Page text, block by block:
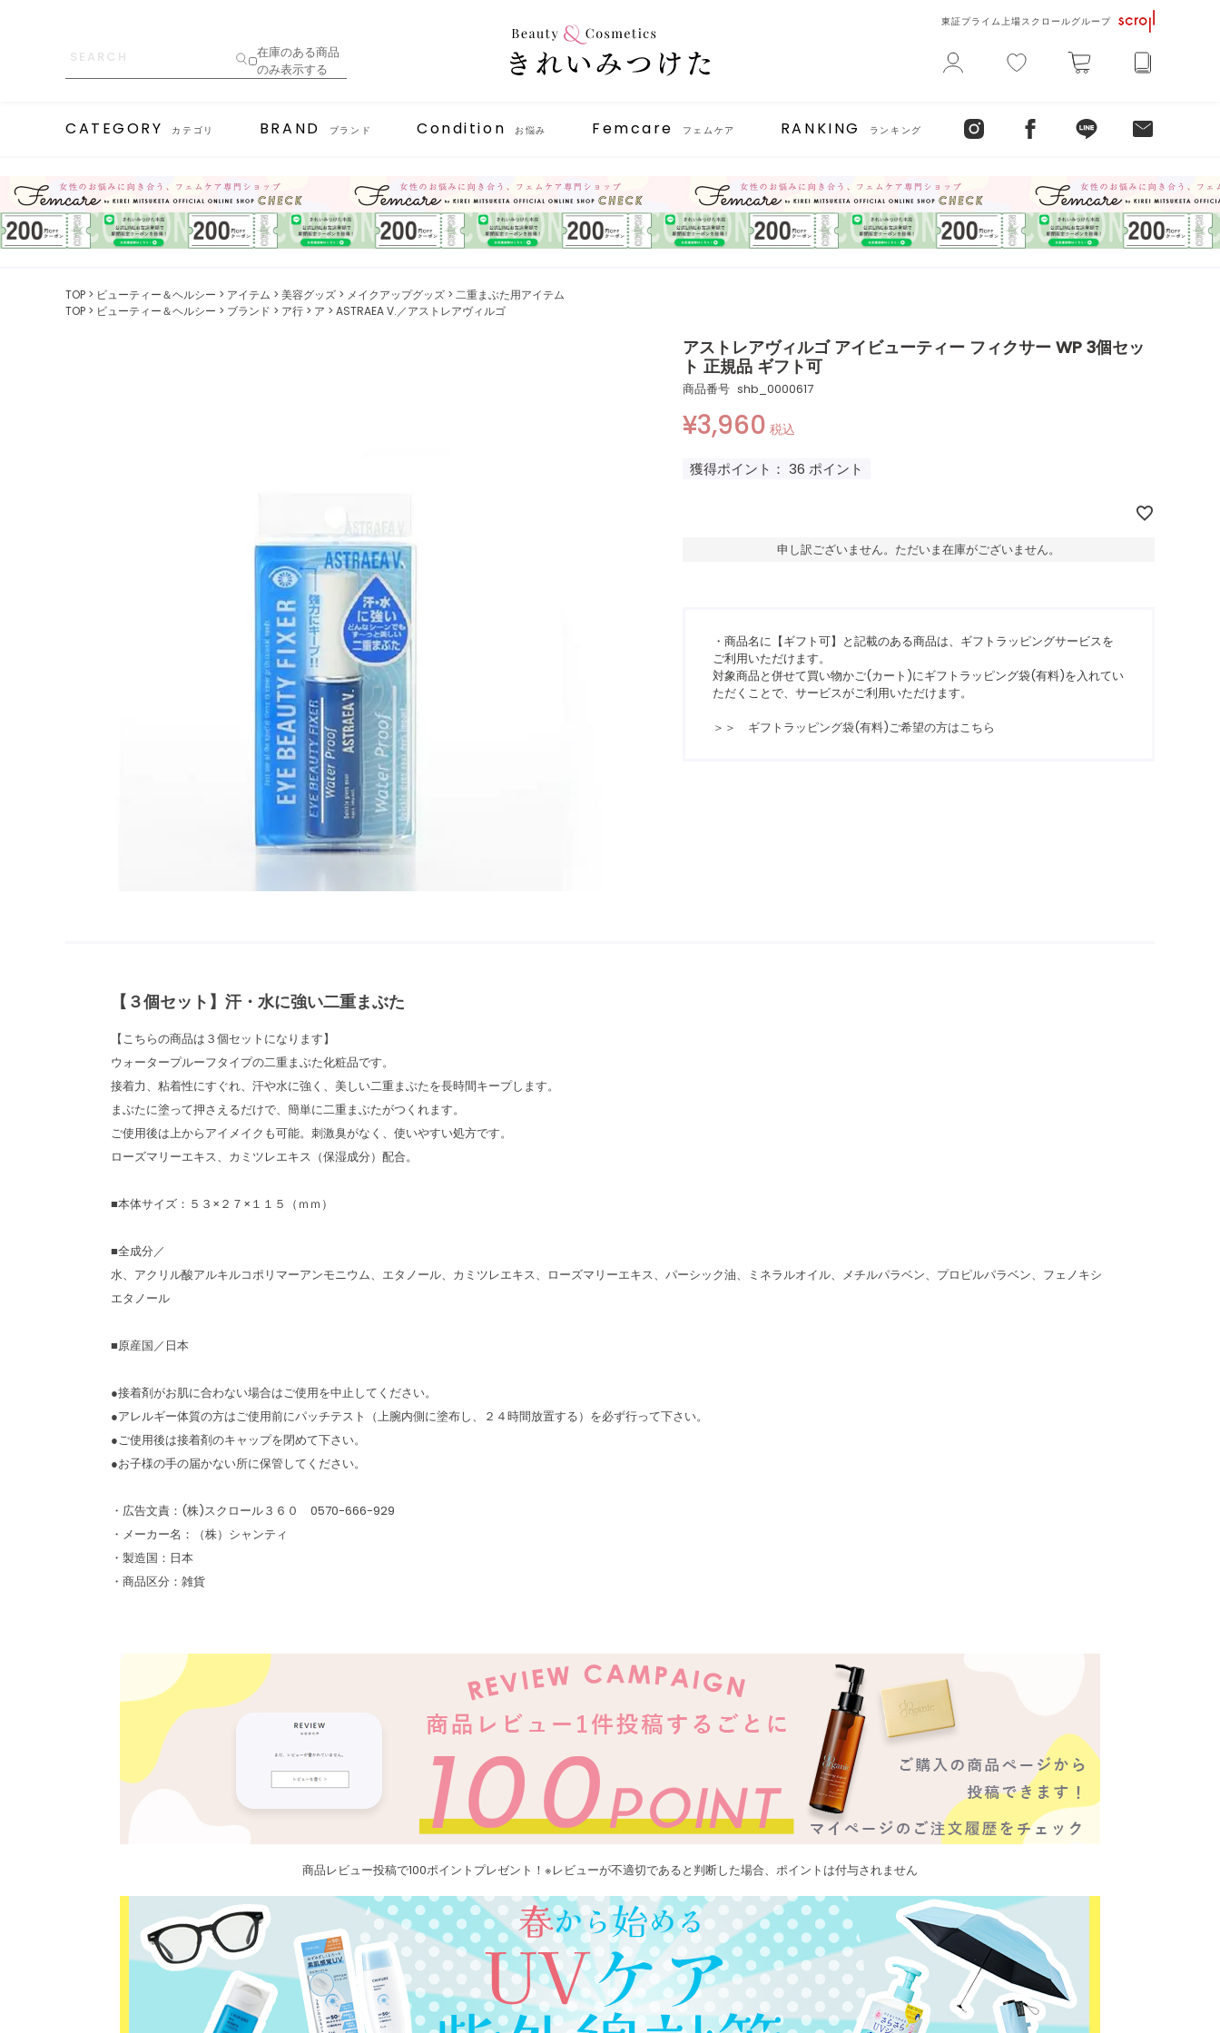
在庫のある商品
のみ表示する
東証プライム上場スクロールグループ
CATEGORY カテゴリ BRAND ブランド Condition お悩み Femcare フェムケア RANKING ランキング
TOP ビューティー＆ヘルシー アイテム 美容グッズ メイクアップグッズ
二重まぶた用アイテム
TOP
ビューティー＆ヘルシー ブランド ア行 ア ASTRAEA V.／アストレアヴィルゴ
アストレアヴィルゴ アイビューティー フィクサー WP 3個セッ
ト 正規品 ギフト可
商品番号 shb_0000617
¥3,960 税込
獲得ポイント： 36 ポイント
申し訳ございません。ただいま在庫がございません。
・商品名に【ギフト可】と記載のある商品は、ギフトラッピングサービスを
ご利用いただけます。
対象商品と併せて買い物かご(カート)にギフトラッピング袋(有料)を入れてい
ただくことで、サービスがご利用いただけます。
＞＞ ギフトラッピング袋(有料)ご希望の方はこちら
【３個セット】汗・水に強い二重まぶた
【こちらの商品は３個セットになります】
ウォータープルーフタイプの二重まぶた化粧品です。
接着力、粘着性にすぐれ、汗や水に強く、美しい二重まぶたを長時間キープします。
まぶたに塗って押さえるだけで、簡単に二重まぶたがつくれます。
ご使用後は上からアイメイクも可能。刺激臭がなく、使いやすい処方です。
ローズマリーエキス、カミツレエキス（保湿成分）配合。
■本体サイズ：５３×２７×１１５（ｍｍ）
■全成分／
水、アクリル酸アルキルコポリマーアンモニウム、エタノール、カミツレエキス、ローズマリーエキス、パーシック油、ミネラルオイル、メチルパラベン、プロピルパラベン、フェノキシ
エタノール
■原産国／日本
●接着剤がお肌に合わない場合はご使用を中止してください。
●アレルギー体質の方はご使用前にパッチテスト（上腕内側に塗布し、２４時間放置する）を必ず行って下さい。
●ご使用後は接着剤のキャップを閉めて下さい。
●お子様の手の届かない所に保管してください。
・広告文責：(株)スクロール３６０ 0570-666-929
・メーカー名：（株）シャンティ
・製造国：日本
・商品区分：雑貨
商品レビュー投稿で100ポイントプレゼント！※レビューが不適切であると判断した場合、ポイントは付与されません